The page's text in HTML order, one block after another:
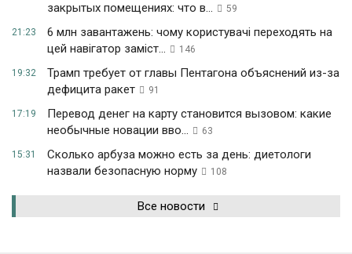
закрытых помещениях: что в...
59
21:23
6 млн завантажень: чому користувачі переходять на
цей навігатор заміст...
146
19:32
Трамп требует от главы Пентагона объяснений из-за
дефицита ракет
91
17:19
Перевод денег на карту становится вызовом: какие
необычные новации вво...
63
15:31
Сколько арбуза можно есть за день: диетологи
назвали безопасную норму
108
Все новости